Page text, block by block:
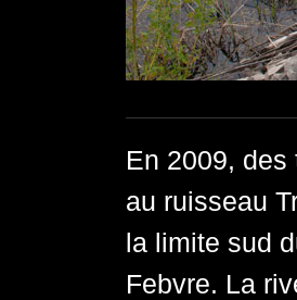
En 2009,
au ruisseau
la limite sud
Febvre. La